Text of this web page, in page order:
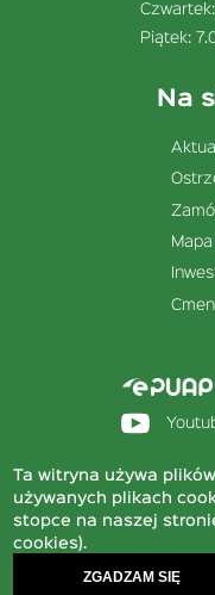
Ta witryna używa
używanych plikach
stopce na naszej
cookies).
ZGADZAM SIĘ
Piątek:
Na
stopka
sekcja
© 2020